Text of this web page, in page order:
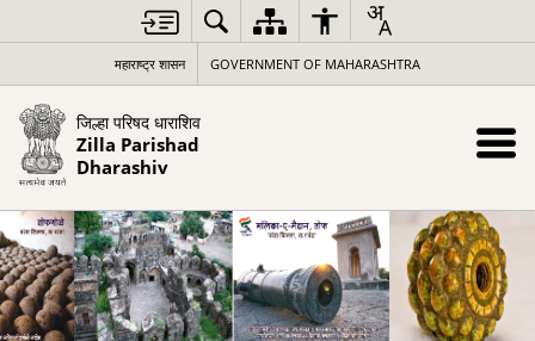
महाराष्ट्र शासन GOVERNMENT OF MAHARASHTRA
जिल्हा परिषद धाराशिव
Zilla Parishad
Dharashiv